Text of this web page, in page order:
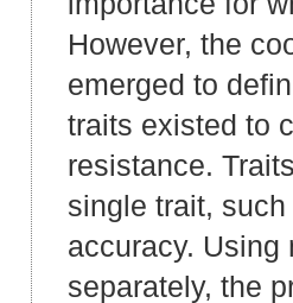
However, the
emerged to
traits existed to
resistance.
single trait,
accuracy. Using
separately, the